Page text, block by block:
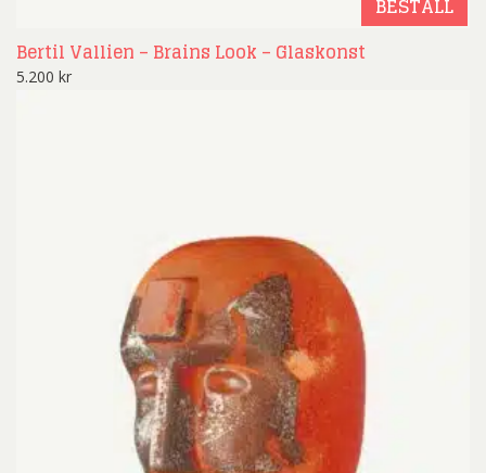
BESTÄLL
Bertil Vallien – Brains Look – Glaskonst
5.200 kr